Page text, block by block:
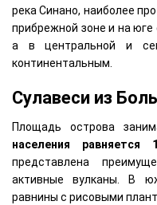
река Синано, наиболее
прибрежной зоне и на юге
а в центральной и
континентальным.
Сулавеси из
Площадь острова
населения
представлена
активные вулканы. В
равнины с рисовыми